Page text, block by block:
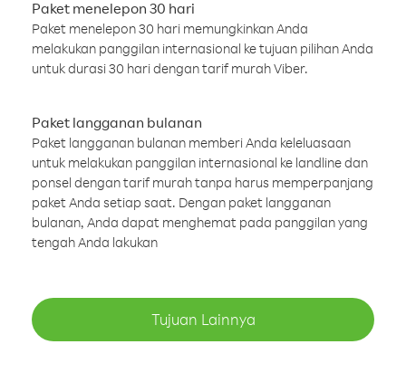
Paket menelepon 30 hari
Paket menelepon 30 hari memungkinkan Anda
melakukan panggilan internasional ke tujuan pilihan Anda
untuk durasi 30 hari dengan tarif murah Viber.
Paket langganan bulanan
Paket langganan bulanan memberi Anda keleluasaan
untuk melakukan panggilan internasional ke landline dan
ponsel dengan tarif murah tanpa harus memperpanjang
paket Anda setiap saat. Dengan paket langganan
bulanan, Anda dapat menghemat pada panggilan yang
tengah Anda lakukan
Tujuan Lainnya